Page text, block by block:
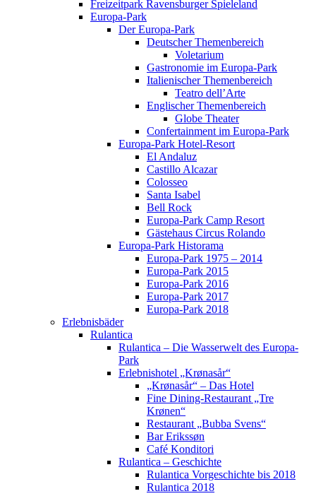
Freizeitpark Ravensburger Spieleland
Europa-Park
Der Europa-Park
Deutscher Themenbereich
Voletarium
Gastronomie im Europa-Park
Italienischer Themenbereich
Teatro dell’Arte
Englischer Themenbereich
Globe Theater
Confertainment im Europa-Park
Europa-Park Hotel-Resort
El Andaluz
Castillo Alcazar
Colosseo
Santa Isabel
Bell Rock
Europa-Park Camp Resort
Gästehaus Circus Rolando
Europa-Park Historama
Europa-Park 1975 – 2014
Europa-Park 2015
Europa-Park 2016
Europa-Park 2017
Europa-Park 2018
Erlebnisbäder
Rulantica
Rulantica – Die Wasserwelt des Europa-
Park
Erlebnishotel „Krønasår“
„Krønasår“ – Das Hotel
Fine Dining-Restaurant „Tre
Krønen“
Restaurant „Bubba Svens“
Bar Erikssøn
Café Konditori
Rulantica – Geschichte
Rulantica Vorgeschichte bis 2018
Rulantica 2018